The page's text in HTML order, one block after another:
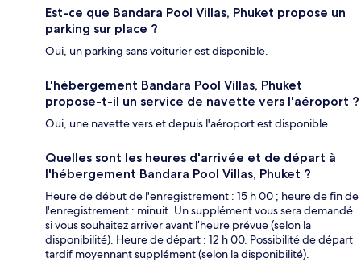
Est-ce que Bandara Pool Villas, Phuket propose un
parking sur place ?
Oui, un parking sans voiturier est disponible.
L'hébergement Bandara Pool Villas, Phuket
propose-t-il un service de navette vers l'aéroport ?
Oui, une navette vers et depuis l'aéroport est disponible.
Quelles sont les heures d'arrivée et de départ à
l'hébergement Bandara Pool Villas, Phuket ?
Heure de début de l'enregistrement : 15 h 00 ; heure de fin de
l'enregistrement : minuit. Un supplément vous sera demandé
si vous souhaitez arriver avant l’heure prévue (selon la
disponibilité). Heure de départ : 12 h 00. Possibilité de départ
tardif moyennant supplément (selon la disponibilité).